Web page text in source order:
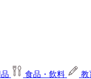
食品・飲料 教